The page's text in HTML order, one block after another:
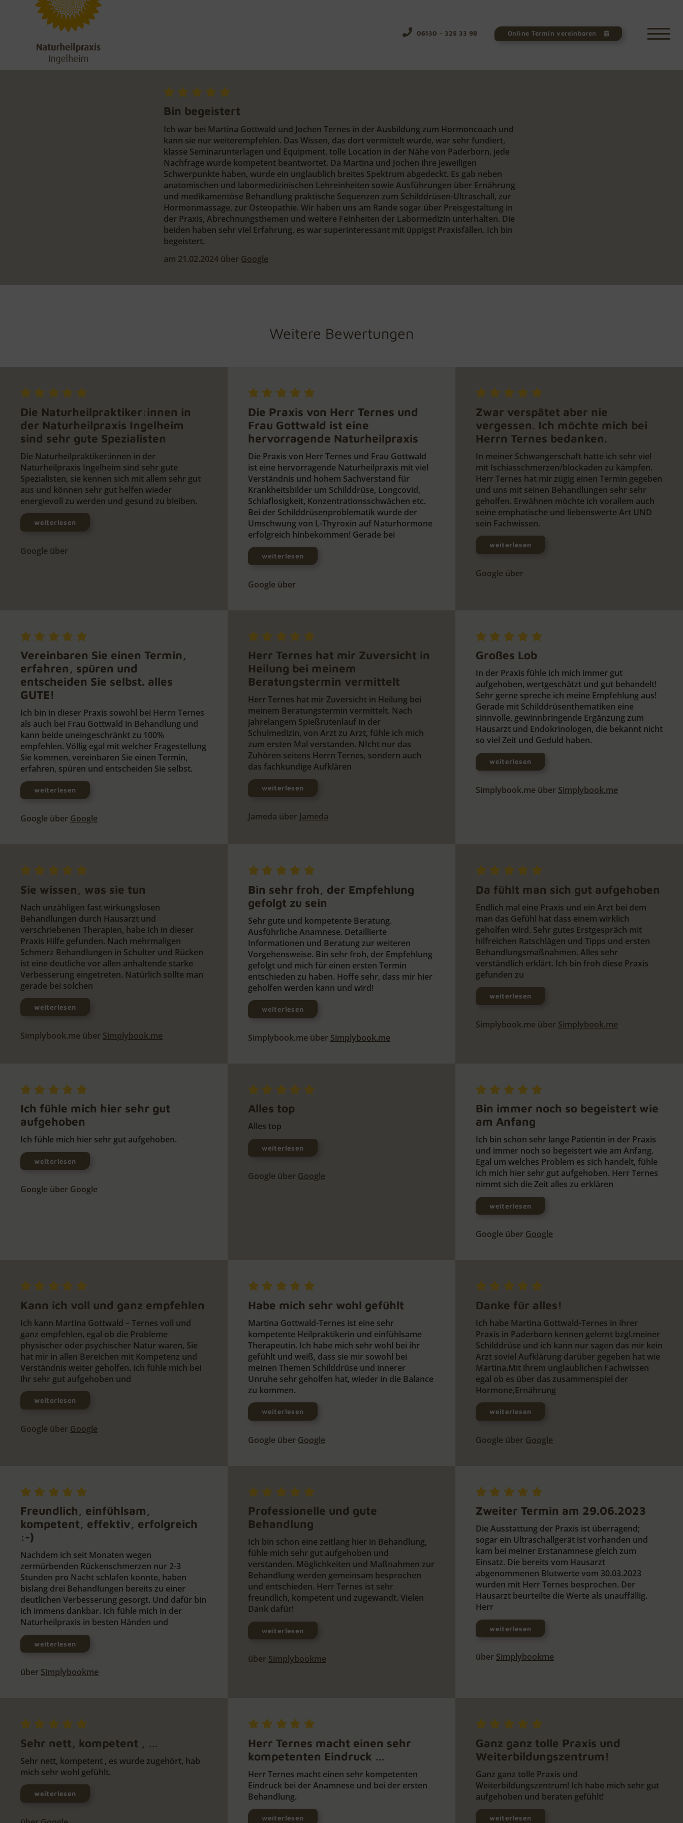
06130 – 325 33 98 Online Termin vereinbaren
Bin begeistert
Ich war bei Martina Gottwald und Jochen Ternes in der Ausbildung zum Hormoncoach und
kann sie nur weiterempfehlen. Das Wissen, das dort vermittelt wurde, war sehr fundiert,
klasse Seminarunterlagen und Equipment, tolle Location in der Nähe von Paderborn, jede
Nachfrage wurde kompetent beantwortet. Da Martina und Jochen ihre jeweiligen
Schwerpunkte haben, wurde ein unglaublich breites Spektrum abgedeckt. Es gab neben
anatomischen und labormedizinischen Lehreinheiten sowie Ausführungen über Ernährung
und medikamentöse Behandlung praktische Sequenzen zum Schilddrüsen-Ultraschall, zur
Hormonmassage, zur Osteopathie. Wir haben uns am Rande sogar über Preisgestaltung in
der Praxis, Abrechnungsthemen und weitere Feinheiten der Labormedizin unterhalten. Die
beiden haben sehr viel Erfahrung, es war superinteressant mit üppigst Praxisfällen. Ich bin
begeistert.
am 21.02.2024 über Google
Weitere Bewertungen
Die Naturheilpraktiker:innen in
der Naturheilpraxis Ingelheim
sind sehr gute Spezialisten
Die Naturheilpraktiker:innen in der
Naturheilpraxis Ingelheim sind sehr gute
Spezialisten, sie kennen sich mit allem sehr gut
aus und können sehr gut helfen wieder
energievoll zu werden und gesund zu bleiben.
weiterlesen
Google über
Die Praxis von Herr Ternes und
Frau Gottwald ist eine
hervorragende Naturheilpraxis
Die Praxis von Herr Ternes und Frau Gottwald
ist eine hervorragende Naturheilpraxis mit viel
Verständnis und hohem Sachverstand für
Krankheitsbilder um Schilddrüse, Longcovid,
Schlaflosigkeit, Konzentrationsschwächen etc.
Bei der Schilddrüsenproblematik wurde der
Umschwung von L-Thyroxin auf Naturhormone
erfolgreich hinbekommen! Gerade bei
weiterlesen
Google über
Zwar verspätet aber nie
vergessen. Ich möchte mich bei
Herrn Ternes bedanken.
In meiner Schwangerschaft hatte ich sehr viel
mit Ischiasschmerzen/blockaden zu kämpfen.
Herr Ternes hat mir zügig einen Termin gegeben
und uns mit seinen Behandlungen sehr sehr
geholfen. Erwähnen möchte ich vorallem auch
seine emphatische und liebenswerte Art UND
sein Fachwissen.
weiterlesen
Google über
Vereinbaren Sie einen Termin,
erfahren, spüren und
entscheiden Sie selbst. alles
GUTE!
Ich bin in dieser Praxis sowohl bei Herrn Ternes
als auch bei Frau Gottwald in Behandlung und
kann beide uneingeschränkt zu 100%
empfehlen. Völlig egal mit welcher Fragestellung
Sie kommen, vereinbaren Sie einen Termin,
erfahren, spüren und entscheiden Sie selbst.
weiterlesen
Google über Google
Herr Ternes hat mir Zuversicht in
Heilung bei meinem
Beratungstermin vermittelt
Herr Ternes hat mir Zuversicht in Heilung bei
meinem Beratungstermin vermittelt. Nach
jahrelangem Spießrutenlauf in der
Schulmedizin, von Arzt zu Arzt, fühle ich mich
zum ersten Mal verstanden. NIcht nur das
Zuhören seitens Herrn Ternes, sondern auch
das fachkundige Aufklären
weiterlesen
Jameda über Jameda
Großes Lob
In der Praxis fühle ich mich immer gut
aufgehoben, wertgeschätzt und gut behandelt!
Sehr gerne spreche ich meine Empfehlung aus!
Gerade mit Schilddrüsenthematiken eine
sinnvolle, gewinnbringende Ergänzung zum
Hausarzt und Endokrinologen, die bekannt nicht
so viel Zeit und Geduld haben.
weiterlesen
Simplybook.me über Simplybook.me
Sie wissen, was sie tun
Nach unzähligen fast wirkungslosen
Behandlungen durch Hausarzt und
verschriebenen Therapien, habe ich in dieser
Praxis Hilfe gefunden. Nach mehrmaligen
Schmerz Behandlungen in Schulter und Rücken
ist eine deutliche vor allen anhaltende starke
Verbesserung eingetreten. Natürlich sollte man
gerade bei solchen
weiterlesen
Simplybook.me über Simplybook.me
Bin sehr froh, der Empfehlung
gefolgt zu sein
Sehr gute und kompetente Beratung.
Ausführliche Anamnese. Detaillierte
Informationen und Beratung zur weiteren
Vorgehensweise. Bin sehr froh, der Empfehlung
gefolgt und mich für einen ersten Termin
entschieden zu haben. Hoffe sehr, dass mir hier
geholfen werden kann und wird!
weiterlesen
Simplybook.me über Simplybook.me
Da fühlt man sich gut aufgehoben
Endlich mal eine Praxis und ein Arzt bei dem
man das Gefühl hat dass einem wirklich
geholfen wird. Sehr gutes Erstgespräch mit
hilfreichen Ratschlägen und Tipps und ersten
Behandlungsmaßnahmen. Alles sehr
verständlich erklärt. Ich bin froh diese Praxis
gefunden zu
weiterlesen
Simplybook.me über Simplybook.me
Ich fühle mich hier sehr gut
aufgehoben
Ich fühle mich hier sehr gut aufgehoben.
weiterlesen
Google über Google
Alles top
Alles top
weiterlesen
Google über Google
Bin immer noch so begeistert wie
am Anfang
Ich bin schon sehr lange Patientin in der Praxis
und immer noch so begeistert wie am Anfang.
Egal um welches Problem es sich handelt, fühle
ich mich hier sehr gut aufgehoben. Herr Ternes
nimmt sich die Zeit alles zu erklären
weiterlesen
Google über Google
Kann ich voll und ganz empfehlen
Ich kann Martina Gottwald – Ternes voll und
ganz empfehlen, egal ob die Probleme
physischer oder psychischer Natur waren, Sie
hat mir in allen Bereichen mit Kompetenz und
Verständnis weiter geholfen. Ich fühle mich bei
ihr sehr gut aufgehoben und
weiterlesen
Google über Google
Habe mich sehr wohl gefühlt
Martina Gottwald-Ternes ist eine sehr
kompetente Heilpraktikerin und einfühlsame
Therapeutin. Ich habe mich sehr wohl bei ihr
gefühlt und weiß, dass sie mir sowohl bei
meinen Themen Schilddrüse und innerer
Unruhe sehr geholfen hat, wieder in die Balance
zu kommen.
weiterlesen
Google über Google
Danke für alles!
Ich habe Martina Gottwald-Ternes in ihrer
Praxis in Paderborn kennen gelernt bzgl.meiner
Schilddrüse und ich kann nur sagen das mir kein
Arzt soviel Aufklärung darüber gegeben hat wie
Martina.Mit ihrem unglaublichen Fachwissen
egal ob es über das zusammenspiel der
Hormone,Ernährung
weiterlesen
Google über Google
Freundlich, einfühlsam,
kompetent, effektiv, erfolgreich
:-)
Nachdem ich seit Monaten wegen
zermürbenden Rückenschmerzen nur 2-3
Stunden pro Nacht schlafen konnte, haben
bislang drei Behandlungen bereits zu einer
deutlichen Verbesserung gesorgt. Und dafür bin
ich immens dankbar. Ich fühle mich in der
Naturheilpraxis in besten Händen und
weiterlesen
über Simplybookme
Professionelle und gute
Behandlung
Ich bin schon eine zeitlang hier in Behandlung,
fühle mich sehr gut aufgehoben und
verstanden. Möglichkeiten und Maßnahmen zur
Behandlung werden gemeinsam besprochen
und entschieden. Herr Ternes ist sehr
freundlich, kompetent und zugewandt. Vielen
Dank dafür!
weiterlesen
über Simplybookme
Zweiter Termin am 29.06.2023
Die Ausstattung der Praxis ist überragend;
sogar ein Ultraschallgerät ist vorhanden und
kam bei meiner Erstanamnese gleich zum
Einsatz. Die bereits vom Hausarzt
abgenommenen Blutwerte vom 30.03.2023
wurden mit Herr Ternes besprochen. Der
Hausarzt beurteilte die Werte als unauffällig.
Herr
weiterlesen
über Simplybookme
Sehr nett, kompetent , …
Sehr nett, kompetent , es wurde zugehört, hab
mich sehr wohl gefühlt.
weiterlesen
Herr Ternes macht einen sehr
kompetenten Eindruck …
Herr Ternes macht einen sehr kompetenten
Eindruck bei der Anamnese und bei der ersten
Behandlung.
weiterlesen
Ganz ganz tolle Praxis und
Weiterbildungszentrum!
Ganz ganz tolle Praxis und
Weiterbildungszentrum! Ich habe mich sehr gut
aufgehoben und beraten gefühlt!
weiterlesen